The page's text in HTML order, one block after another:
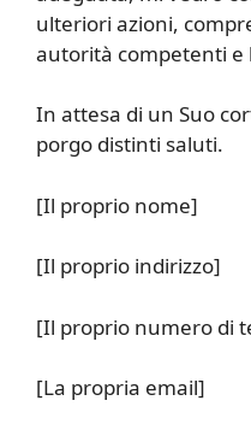
ulteriori azioni,
autorità competenti e
In attesa di un Suo
porgo distinti saluti.
[Il proprio nome]
[Il proprio indirizzo]
[Il proprio numero di
[La propria email]